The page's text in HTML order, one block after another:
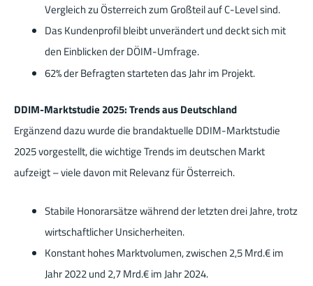
Vergleich zu Österreich zum Großteil auf C-Level sind.
Das Kundenprofil bleibt unverändert und deckt sich mit
den Einblicken der DÖIM-Umfrage.
62% der Befragten starteten das Jahr im Projekt.
DDIM-Marktstudie 2025: Trends aus Deutschland
Ergänzend dazu wurde die brandaktuelle DDIM-Marktstudie
2025 vorgestellt, die wichtige Trends im deutschen Markt
aufzeigt – viele davon mit Relevanz für Österreich.
Stabile Honorarsätze während der letzten drei Jahre, trotz
wirtschaftlicher Unsicherheiten.
Konstant hohes Marktvolumen, zwischen 2,5 Mrd.€ im
Jahr 2022 und 2,7 Mrd.€ im Jahr 2024.